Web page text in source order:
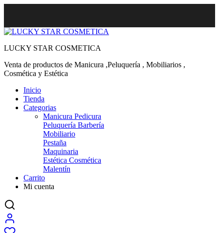
LUCKY STAR COSMETICA
Venta de productos de Manicura ,Peluquería , Mobiliarios ,
Cosmética y Estética
Inicio
Tienda
Categorias
Manicura Pedicura
Peluquería Barbería
Mobiliario
Pestaña
Maquinaria
Estética Cosmética
Malentín
Carrito
Mi cuenta